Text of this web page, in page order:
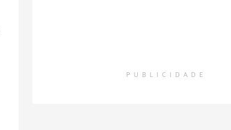
PUBLICIDADE